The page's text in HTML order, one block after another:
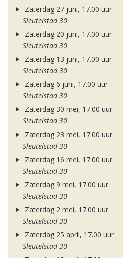
Zaterdag 27 juni, 17.00 uur
Sleutelstad 30
Zaterdag 20 juni, 17.00 uur
Sleutelstad 30
Zaterdag 13 juni, 17.00 uur
Sleutelstad 30
Zaterdag 6 juni, 17.00 uur
Sleutelstad 30
Zaterdag 30 mei, 17.00 uur
Sleutelstad 30
Zaterdag 23 mei, 17.00 uur
Sleutelstad 30
Zaterdag 16 mei, 17.00 uur
Sleutelstad 30
Zaterdag 9 mei, 17.00 uur
Sleutelstad 30
Zaterdag 2 mei, 17.00 uur
Sleutelstad 30
Zaterdag 25 april, 17.00 uur
Sleutelstad 30